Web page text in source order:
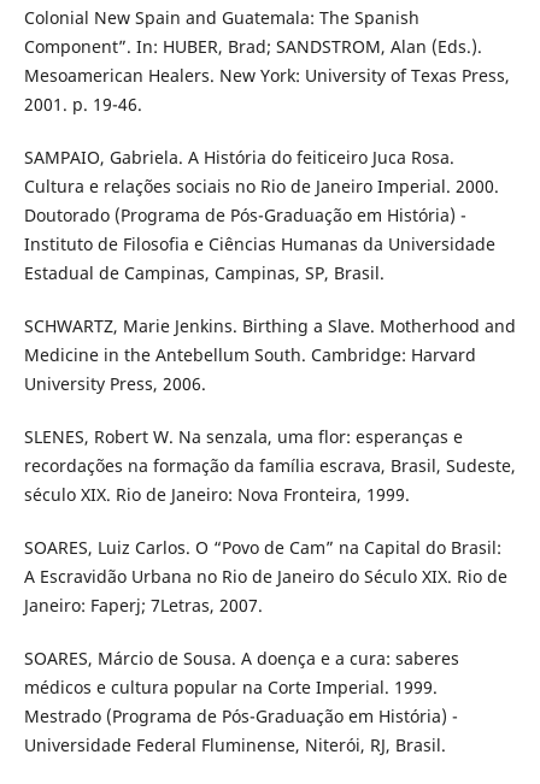
Colonial New Spain and Guatemala: The Spanish
Component”. In: HUBER, Brad; SANDSTROM, Alan (Eds.).
Mesoamerican Healers. New York: University of Texas Press,
2001. p. 19-46.
SAMPAIO, Gabriela. A História do feiticeiro Juca Rosa.
Cultura e relações sociais no Rio de Janeiro Imperial. 2000.
Doutorado (Programa de Pós-Graduação em História) -
Instituto de Filosofia e Ciências Humanas da Universidade
Estadual de Campinas, Campinas, SP, Brasil.
SCHWARTZ, Marie Jenkins. Birthing a Slave. Motherhood and
Medicine in the Antebellum South. Cambridge: Harvard
University Press, 2006.
SLENES, Robert W. Na senzala, uma flor: esperanças e
recordações na formação da família escrava, Brasil, Sudeste,
século XIX. Rio de Janeiro: Nova Fronteira, 1999.
SOARES, Luiz Carlos. O “Povo de Cam” na Capital do Brasil:
A Escravidão Urbana no Rio de Janeiro do Século XIX. Rio de
Janeiro: Faperj; 7Letras, 2007.
SOARES, Márcio de Sousa. A doença e a cura: saberes
médicos e cultura popular na Corte Imperial. 1999.
Mestrado (Programa de Pós-Graduação em História) -
Universidade Federal Fluminense, Niterói, RJ, Brasil.